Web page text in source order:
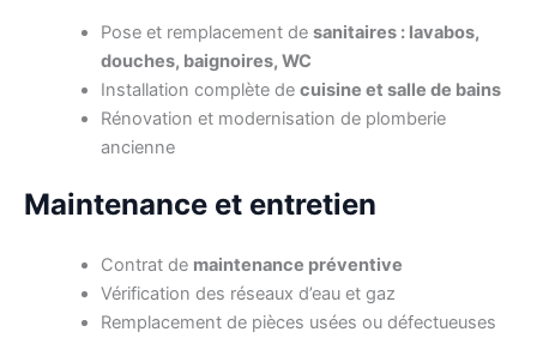
Pose et remplacement de sanitaires : lavabos,
douches, baignoires, WC
Installation complète de cuisine et salle de bains
Rénovation et modernisation de plomberie
ancienne
Maintenance et entretien
Contrat de maintenance préventive
Vérification des réseaux d’eau et gaz
Remplacement de pièces usées ou défectueuses